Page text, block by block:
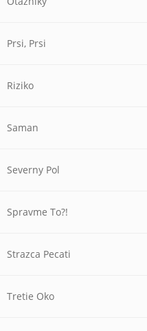
Prsi, Prsi
Riziko
Saman
Severny Pol
Spravme To?!
Strazca Pecati
Tretie Oko